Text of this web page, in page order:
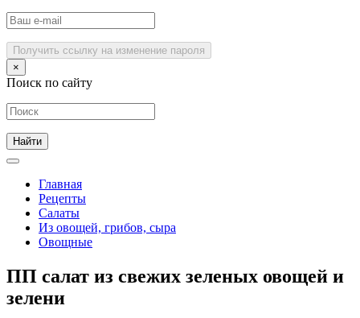
Получить ссылку на изменение пароля
×
Поиск по сайту
Главная
Рецепты
Салаты
Из овощей, грибов, сыра
Овощные
ПП салат из свежих зеленых овощей и
зелени